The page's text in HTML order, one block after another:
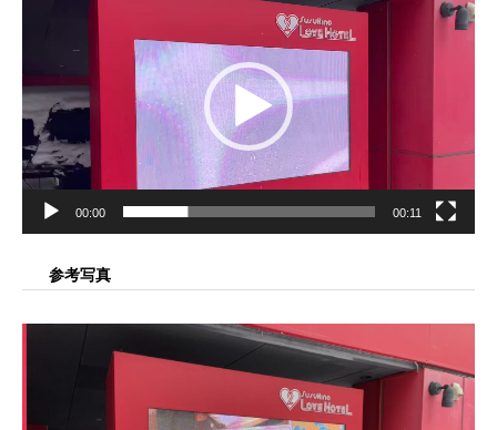
ー
00:00 00:11
参考写真